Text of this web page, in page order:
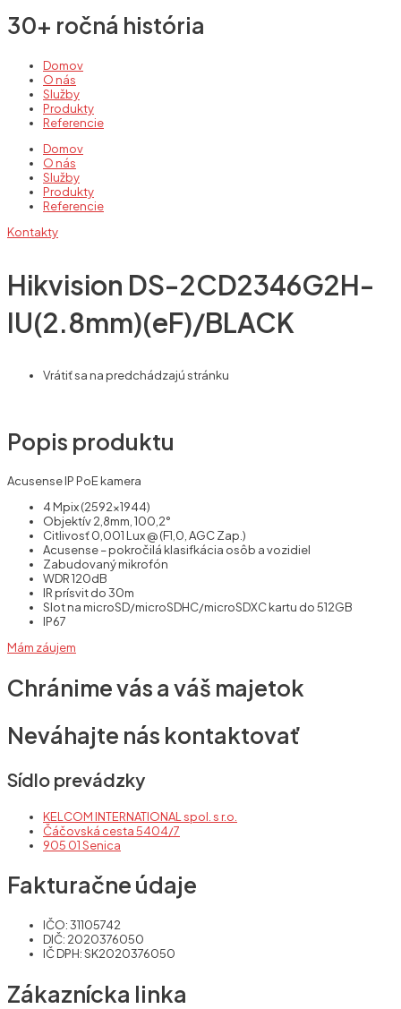
30+ ročná história
Domov
O nás
Služby
Produkty
Referencie
Domov
O nás
Služby
Produkty
Referencie
Kontakty
Hikvision DS-2CD2346G2H-
IU(2.8mm)(eF)/BLACK
Vrátiť sa na predchádzajú stránku
Popis produktu
Acusense IP PoE kamera
4 Mpix (2592×1944)
Objektív 2,8mm, 100,2°
Citlivosť 0,001 Lux @ (F1,0, AGC Zap.)
Acusense – pokročilá klasifkácia osôb a vozidiel
Zabudovaný mikrofón
WDR 120dB
IR prísvit do 30m
Slot na microSD/microSDHC/microSDXC kartu do 512GB
IP67
Mám záujem
Chránime vás a váš majetok
Neváhajte nás kontaktovať
Sídlo prevádzky
KELCOM INTERNATIONAL spol. s r.o.
Čáčovská cesta 5404/7
905 01 Senica
Fakturačne údaje
IČO: 31105742
DIČ: 2020376050
IČ DPH: SK2020376050
Zákaznícka linka